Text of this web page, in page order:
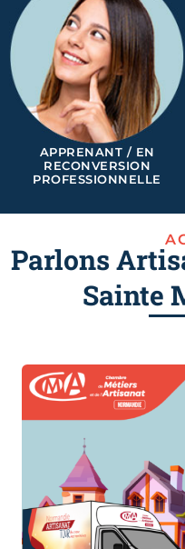
APPRENANT / EN
RECONVERSION
PROFESSIONNELLE
Parlons
Sainte